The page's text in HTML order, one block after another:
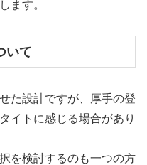
ます。
いて
た設計ですが、厚手の登
イトに感じる場合があり
を検討するのも一つの方